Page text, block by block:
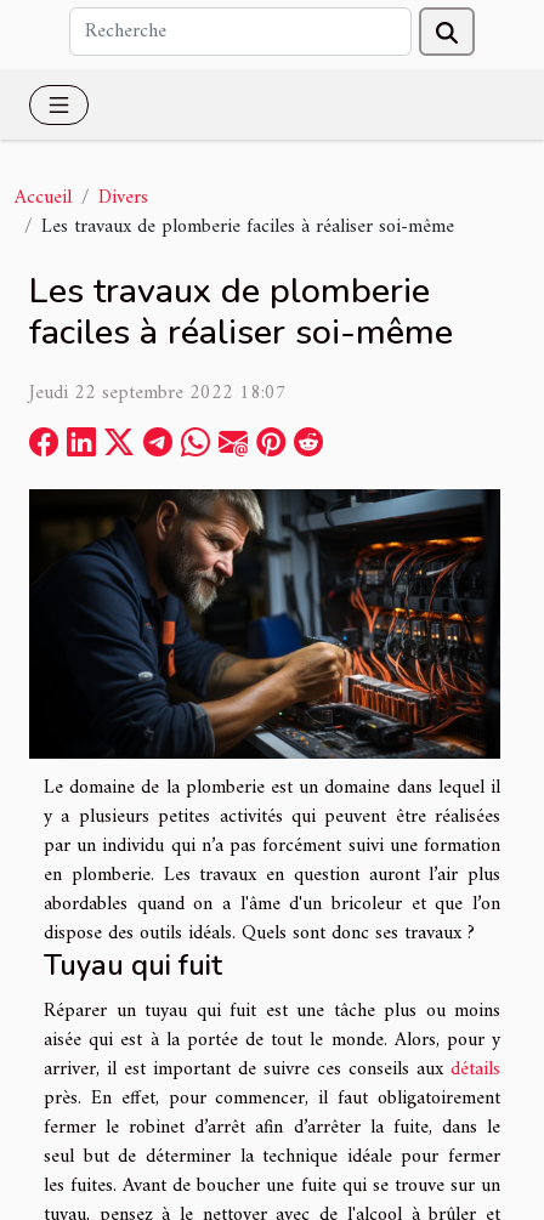
Accueil
Divers
Les travaux de plomberie faciles à réaliser soi-même
Les travaux de plomberie
faciles à réaliser soi-même
Jeudi 22 septembre 2022 18:07
Le domaine de la plomberie est un domaine dans lequel il
y a plusieurs petites activités qui peuvent être réalisées
par un individu qui n’a pas forcément suivi une formation
en plomberie. Les travaux en question auront l’air plus
abordables quand on a l'âme d'un bricoleur et que l’on
dispose des outils idéals. Quels sont donc ses travaux ?
Tuyau qui fuit
Réparer un tuyau qui fuit est une tâche plus ou moins
aisée qui est à la portée de tout le monde. Alors, pour y
arriver, il est important de suivre ces conseils auxdétails
près. En effet, pour commencer, il faut obligatoirement
fermer le robinet d’arrêt afin d’arrêter la fuite, dans le
seul but de déterminer la technique idéale pour fermer
les fuites. Avant de boucher une fuite qui se trouve sur un